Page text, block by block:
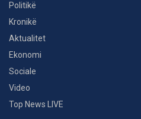
Politikë
Kronikë
Aktualitet
Ekonomi
Sociale
Video
Top News LIVE